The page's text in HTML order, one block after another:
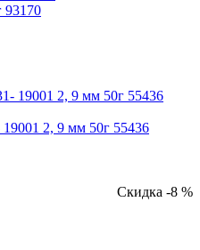
93170
2, 9 мм 50г 55436
Скидка -8 %